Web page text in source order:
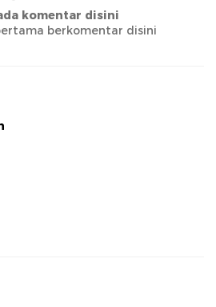
komentar disini
berkomentar disini